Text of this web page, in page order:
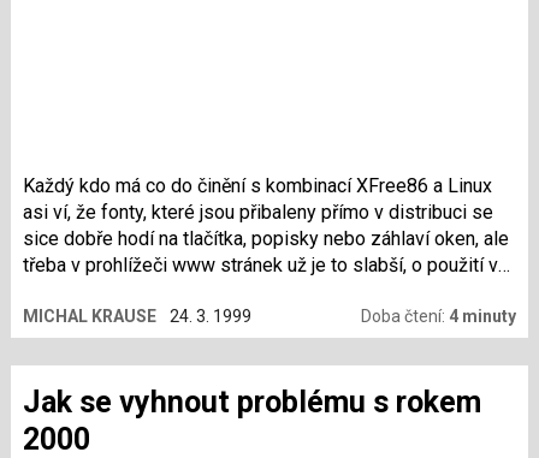
Každý kdo má co do činění s kombinací XFree86 a Linux
asi ví, že fonty, které jsou přibaleny přímo v distribuci se
sice dobře hodí na tlačítka, popisky nebo záhlaví oken, ale
třeba v prohlížeči www stránek už je to slabší, o použití v
sice umí pracovat s postscriptovými fonty Type1, ale těch
je zase v kódování ISO8859-2 po čertech málo. Jak z toho
tedy ven?
MICHAL KRAUSE 24. 3. 1999 Doba čtení: 4 minuty
Jak se vyhnout problému s rokem
2000